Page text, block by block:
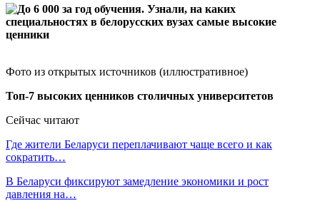
Фото из открытых источников (иллюстративное)
Топ-7 высоких ценников столичных университетов
Сейчас читают
Где жители Беларуси переплачивают чаще всего и как
сократить…
В Беларуси фиксируют замедление экономики и рост
давления на…